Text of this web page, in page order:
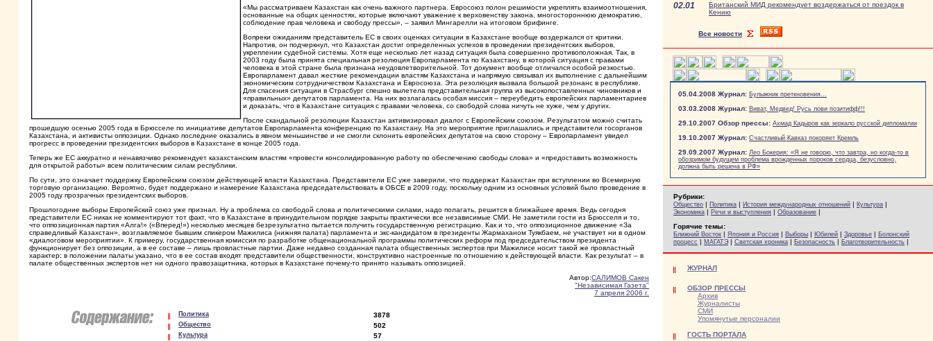
«Мы рассматриваем Казахстан как очень важного партнера. Евросоюз полон решимости укреплять взаимоотношения,
основанные на общих ценностях, которые включают уважение к верховенству закона, многостороннюю демократию,
соблюдение прав человека и свободу прессы», – заявил Мингарелли на итоговом брифинге.
Вопреки ожиданиям представитель ЕС в своих оценках ситуации в Казахстане вообще воздержался от критики.
Напротив, он подчеркнул, что Казахстан достиг определенных успехов в проведении президентских выборов,
укреплении судебной системы. Хотя еще несколько лет назад ситуация была совершенно противоположная. Так, в
2003 году была принята специальная резолюция Европарламента по Казахстану, в которой ситуация с правами
человека в этой стране была признана неудовлетворительной. Тот документ вообще отличался особой резкостью.
Европарламент давал жесткие рекомендации властям Казахстана и напрямую связывал их выполнение с дальнейшим
экономическим сотрудничеством Казахстана и Евросоюза. Эта резолюция вызвала большой резонанс в республике.
Для спасения ситуации в Страсбург спешно вылетела представительная группа из высокопоставленных чиновников и
«правильных» депутатов парламента. На них возлагалась особая миссия – переубедить европейских парламентариев
и доказать, что в Казахстане ситуация с правами человека, со свободой слова ничуть не хуже, чем у других.
После скандальной резолюции Казахстан активизировал диалог с Европейским союзом. Результатом можно считать
прошедшую осенью 2005 года в Брюсселе по инициативе депутатов Европарламента конференцию по Казахстану. На это мероприятие приглашались и представители госорганов
Казахстана, и активисты оппозиции. Однако последние оказались в явном меньшинстве и не смогли склонить европейских депутатов на свою сторону – Европарламент увидел
прогресс в проведении президентских выборов в Казахстане в конце 2005 года.
Теперь же ЕС аккуратно и ненавязчиво рекомендует казахстанским властям «провести консолидированную работу по обеспечению свободы слова» и «предоставить возможность
для открытой работы» всем политическим силам республики.
По сути, это означает поддержку Европейским союзом действующей власти Казахстана. Представители ЕС уже заверили, что поддержат Казахстан при вступлении во Всемирную
торговую организацию. Вероятно, будет поддержано и намерение Казахстана председательствовать в ОБСЕ в 2009 году, поскольку одним из основных условий было проведение в
2005 году прозрачных президентских выборов.
Прошлогодние выборы Европейский союз уже признал. Ну а проблема со свободой слова и политическими силами, надо полагать, решится в ближайшее время. Ведь сегодня
представители ЕС никак не комментируют тот факт, что в Казахстане в принудительном порядке закрыты практически все независимые СМИ. Не заметили гости из Брюсселя и то,
что оппозиционная партия «Алга!» («Вперед!») несколько месяцев безрезультатно пытается получить государственную регистрацию. Как и то, что оппозиционное движение «За
справедливый Казахстан», возглавляемое бывшим спикером Мажилиса (нижняя палата) парламента и экс-кандидатом в президенты Жармаханом Туякбаем, не участвует ни в одном
«диалоговом мероприятии». К примеру, государственная комиссия по разработке общенациональной программы политических реформ под председательством президента
функционирует без оппозиции, а в ее составе – лишь провластные партии. Даже недавно созданная палата общественных экспертов при Мажилисе носит такой же провластный
характер: в положении палаты указано, что в ее состав входят представители общественности, конструктивно настроенные по отношению к действующей власти. Как результат – в
палате общественных экспертов нет ни одного правозащитника, которых в Казахстане почему-то принято называть оппозицией.
Автор:САЛИМОВ Сакен
"Независимая Газета"
7 апреля 2006 г.
Политика 3878
Общество 502
Культура 57
02.01
Британский МИД рекомендует воздержаться от поездок в
Кению
Все новости
05.04.2008 Журнал: Булыжник преткновения...
03.03.2008 Журнал: Виват, Медвед! Русь лови позитифф!!!
29.10.2007 Обзор прессы: Ахмад Кадыров как зеркало русской дипломатии
19.10.2007 Журнал: Счастливый Кавказ покоряет Кремль
29.09.2007 Журнал: Лео Бокерия: «Я не говорю, что завтра, но когда-то в
обозримом будущем проблема врожденных пороков сердца, безусловно,
должна быть решена в РФ»
Рубрики:
Общество | Политика | История международных отношений | Культура |
Экономика | Речи и выступления | Образование |
Горячие темы:
Ближний Восток | Япония и Россия | Выборы | Юбилей | Здоровье | Болонский
процесс | МАГАТЭ | Светская хроника | Безопасность | Благотворительность |
ЖУРНАЛ
ОБЗОР ПРЕССЫ
Архив
Журналисты
СМИ
Упомянутые персоналии
ГОСТЬ ПОРТАЛА